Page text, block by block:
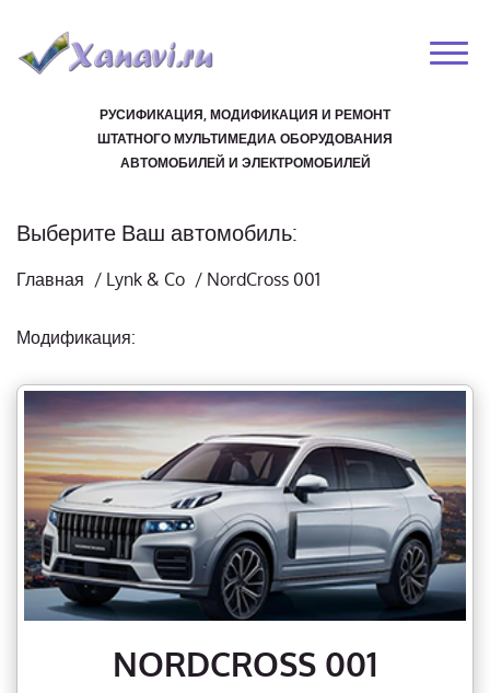
РУСИФИКАЦИЯ, МОДИФИКАЦИЯ И РЕМОНТ
ШТАТНОГО МУЛЬТИМЕДИА ОБОРУДОВАНИЯ
АВТОМОБИЛЕЙ И ЭЛЕКТРОМОБИЛЕЙ
Выберите Ваш автомобиль:
Главная / Lynk & Co / NordCross 001
Модификация:
NORDCROSS 001